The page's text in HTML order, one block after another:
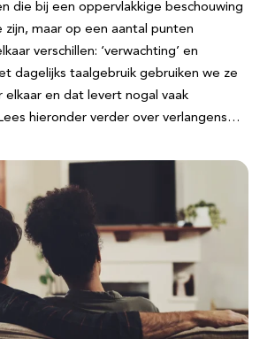
die bij een oppervlakkige beschouwing
zijn, maar op een aantal punten
verschillen: ‘verwachting’ en
dagelijks taalgebruik gebruiken we ze
en dat levert nogal vaak
hieronder verder over verlangens…